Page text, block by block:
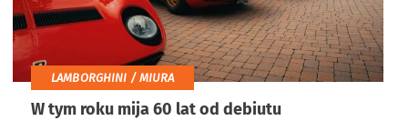
LAMBORGHINI / MIURA
W tym roku mija 60 lat od debiutu